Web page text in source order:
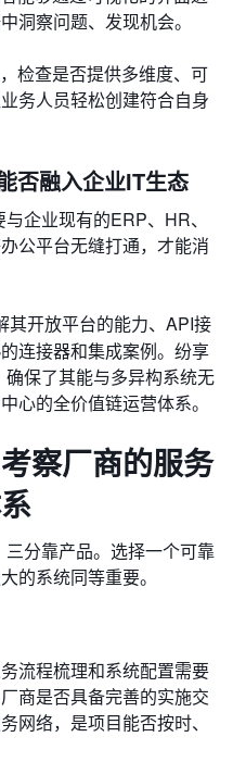
洞察问题、发现机会。
检查是否提供多维度、可
务人员轻松创建符合自身
否融入企业IT生态
企业现有的ERP、HR、
公平台无缝打通，才能消
其开放平台的能力、API接
连接器和集成案例。纷享
保了其能与多异构系统无
心的全价值链运营体系。
察厂商的服务
分靠产品。选择一个可靠
的系统同等重要。
流程梳理和系统配置需要
商是否具备完善的实施交
网络，是项目能否按时、